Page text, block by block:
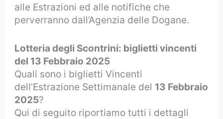
alle Estrazioni ed alle notifiche che
perverranno dall’Agenzia delle Dogane.
Lotteria degli Scontrini: biglietti vincenti
del 13 Febbraio 2025
Quali sono i biglietti Vincenti
dell’Estrazione Settimanale del 13 Febbraio
2025?
Qui di seguito riportiamo tutti i dettagli